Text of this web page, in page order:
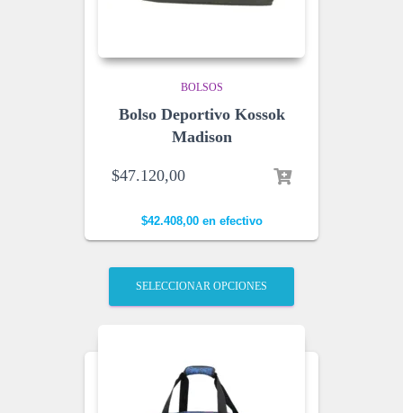
BOLSOS
Bolso Deportivo Kossok
Madison
$47.120,00
$42.408,00en efectivo
SELECCIONAR OPCIONES